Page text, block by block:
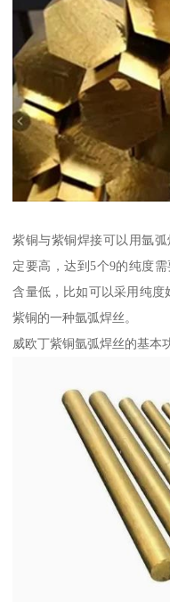
紫铜与紫铜焊接可以用氩
定要高，达到5个9的纯度
含量低，比如可以采用纯度
紫铜的一种氩弧焊丝。
威欧丁紫铜氩弧焊丝的基本